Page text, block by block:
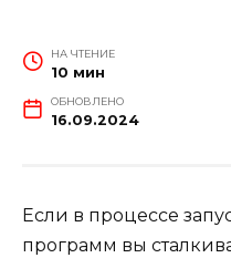
НА ЧТЕНИЕ
10 мин
ОБНОВЛЕНО
16.09.2024
Если в процессе
программ вы